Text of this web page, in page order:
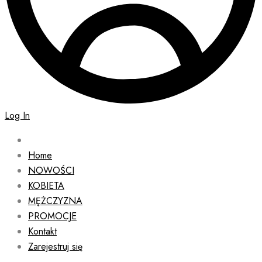
Log In
Home
NOWOŚCI
KOBIETA
MĘŻCZYZNA
PROMOCJE
Kontakt
Zarejestruj się